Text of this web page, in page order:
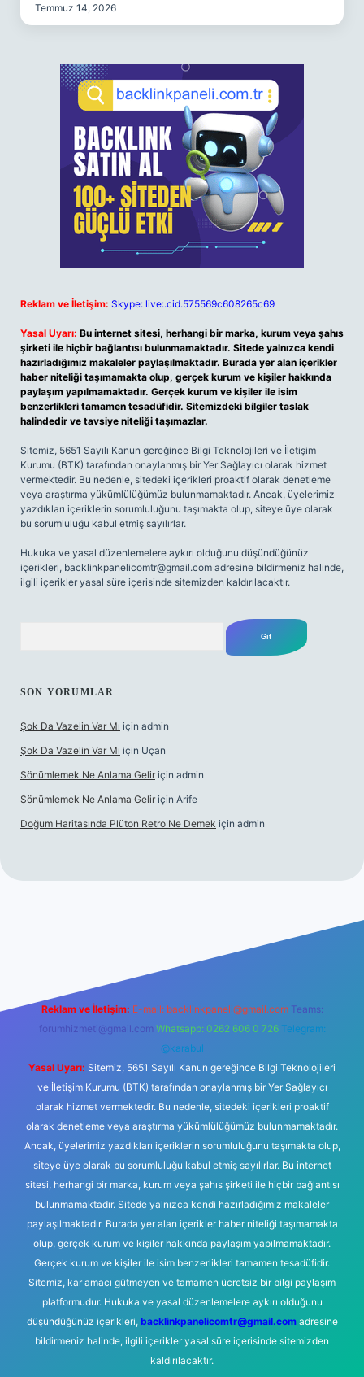
Temmuz 14, 2026
Reklam ve İletişim: Skype: live:.cid.575569c608265c69
Yasal Uyarı: Bu internet sitesi, herhangi bir marka, kurum veya şahıs
şirketi ile hiçbir bağlantısı bulunmamaktadır. Sitede yalnızca kendi
hazırladığımız makaleler paylaşılmaktadır. Burada yer alan içerikler
haber niteliği taşımamakta olup, gerçek kurum ve kişiler hakkında
paylaşım yapılmamaktadır. Gerçek kurum ve kişiler ile isim
benzerlikleri tamamen tesadüfidir. Sitemizdeki bilgiler taslak
halindedir ve tavsiye niteliği taşımazlar.
Sitemiz, 5651 Sayılı Kanun gereğince Bilgi Teknolojileri ve İletişim
Kurumu (BTK) tarafından onaylanmış bir Yer Sağlayıcı olarak hizmet
vermektedir. Bu nedenle, sitedeki içerikleri proaktif olarak denetleme
veya araştırma yükümlülüğümüz bulunmamaktadır. Ancak, üyelerimiz
yazdıkları içeriklerin sorumluluğunu taşımakta olup, siteye üye olarak
bu sorumluluğu kabul etmiş sayılırlar.
Hukuka ve yasal düzenlemelere aykırı olduğunu düşündüğünüz
içerikleri, backlinkpanelicomtr@gmail.com adresine bildirmeniz halinde,
ilgili içerikler yasal süre içerisinde sitemizden kaldırılacaktır.
SON YORUMLAR
Şok Da Vazelin Var Mı için admin
Şok Da Vazelin Var Mı için Uçan
Sönümlemek Ne Anlama Gelir için admin
Sönümlemek Ne Anlama Gelir için Arife
Doğum Haritasında Plüton Retro Ne Demek için admin
Reklam ve İletişim: E-mail: backlinkpaneli@gmail.com Teams:
forumhizmeti@gmail.com Whatsapp: 0262 606 0 726 Telegram:
@karabul
Yasal Uyarı: Sitemiz, 5651 Sayılı Kanun gereğince Bilgi Teknolojileri
ve İletişim Kurumu (BTK) tarafından onaylanmış bir Yer Sağlayıcı
olarak hizmet vermektedir. Bu nedenle, sitedeki içerikleri proaktif
olarak denetleme veya araştırma yükümlülüğümüz bulunmamaktadır.
Ancak, üyelerimiz yazdıkları içeriklerin sorumluluğunu taşımakta olup,
siteye üye olarak bu sorumluluğu kabul etmiş sayılırlar. Bu internet
sitesi, herhangi bir marka, kurum veya şahıs şirketi ile hiçbir bağlantısı
bulunmamaktadır. Sitede yalnızca kendi hazırladığımız makaleler
paylaşılmaktadır. Burada yer alan içerikler haber niteliği taşımamakta
olup, gerçek kurum ve kişiler hakkında paylaşım yapılmamaktadır.
Gerçek kurum ve kişiler ile isim benzerlikleri tamamen tesadüfidir.
Sitemiz, kar amacı gütmeyen ve tamamen ücretsiz bir bilgi paylaşım
platformudur. Hukuka ve yasal düzenlemelere aykırı olduğunu
düşündüğünüz içerikleri, backlinkpanelicomtr@gmail.comadresine
bildirmeniz halinde, ilgili içerikler yasal süre içerisinde sitemizden
kaldırılacaktır.